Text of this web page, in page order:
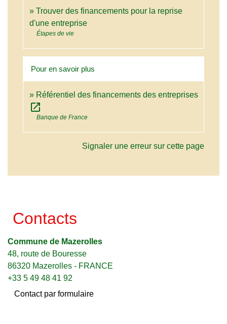
Trouver des financements pour la reprise
d'une entreprise
Étapes de vie
Pour en savoir plus
Référentiel des financements des entreprises
open_in_new
Banque de France
Signaler une erreur sur cette page
Contacts
Commune de Mazerolles
48, route de Bouresse
86320 Mazerolles - FRANCE
+33 5 49 48 41 92
Contact par formulaire